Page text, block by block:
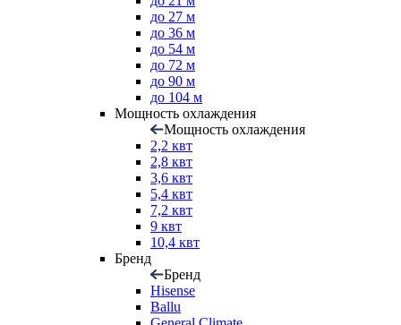
до 27 м
до 36 м
до 54 м
до 72 м
до 90 м
до 104 м
Мощность охлаждения
Мощность охлаждения
2,2 квт
2,8 квт
3,6 квт
5,4 квт
7,2 квт
9 квт
10,4 квт
Бренд
Бренд
Hisense
Ballu